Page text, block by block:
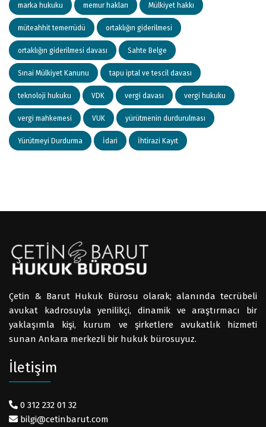
marka hukuku memur hakları Mülkiyet hakkı
müteahhit temerrüdü ortaklığın giderilmesi
ortaklığın giderilmesi davası Sahte Belge
Sınai Mülkiyet Kanunu tapu iptal ve tescil davası
teknoloji hukuku VDK vergi davası vergi hukuku
vergi mahkemesi VUK yürütmenin durdurulması
Yürütmeyi Durdurma İdari İhtirazi Kayıt
Çetin & Barut Hukuk Bürosu olarak; alanında tecrübeli
avukat kadrosuyla yenilikçi, dinamik ve araştırmacı bir
yaklaşımla kişi, kurum ve şirketlere avukatlık hizmeti
sunan Ankara merkezli bir hukuk bürosuyuz.
İletişim
0 312 232 01 32
bilgi@cetinbarut.com